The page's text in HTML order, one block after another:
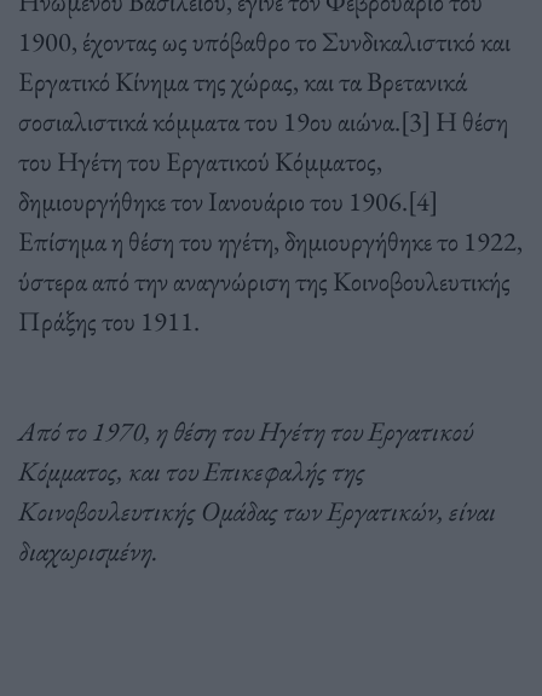
1900, έχοντας ως υπόβαθρο το Συνδικαλιστικό και
Εργατικό Κίνημα της χώρας, και τα Βρετανικά
σοσιαλιστικά κόμματα του 19ου αιώνα.[3] H θέση
του Ηγέτη του Εργατικού Κόμματος,
δημιουργήθηκε τον Ιανουάριο του 1906.[4]
Επίσημα η θέση του ηγέτη, δημιουργήθηκε το 1922,
ύστερα από την αναγνώριση της Κοινοβουλευτικής
Πράξης του 1911.
Από το 1970, η θέση του Ηγέτη του Εργατικού
Κόμματος, και του Επικεφαλής της
Κοινοβουλευτικής Ομάδας των Εργατικών, είναι
διαχωρισμένη.